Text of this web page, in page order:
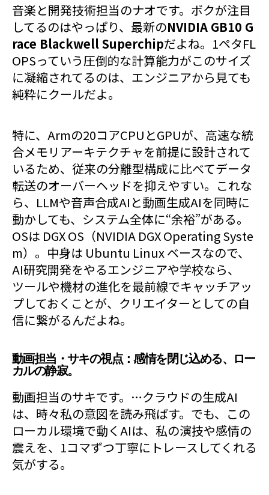
音楽と開発技術担当のナオです。ボクが注目
してるのはやっぱり、最新のNVIDIA GB10 G
race Blackwell Superchipだよね。1ペタFL
OPSっていう圧倒的な計算能力がこのサイズ
に凝縮されてるのは、エンジニアから見ても
純粋にクールだよ。
特に、Armの20コアCPUとGPUが、高速な統
合メモリアーキテクチャを前提に設計されて
いるため、従来の分離型構成に比べてデータ
転送のオーバーヘッドを抑えやすい。これな
ら、LLMや音声合成AIと動画生成AIを同時に
動かしても、システム全体に“余裕”がある。
OSは DGX OS（NVIDIA DGX Operating Syste
m）。中身は Ubuntu Linux ベースなので、
AI研究開発をやるエンジニアや学校なら、
ツールや機材の進化を最前線でキャッチアッ
プしておくことが、クリエイターとしての自
信に繋がるんだよね。
動画担当・サキの視点：感情を閉じ込める、ロー
カルの静寂。
動画担当のサキです。…クラウドの生成AI
は、時々私の意図を読み飛ばす。でも、この
ローカル環境で動くAIは、私の演技や感情の
震えを、1コマずつ丁寧にトレースしてくれる
気がする。